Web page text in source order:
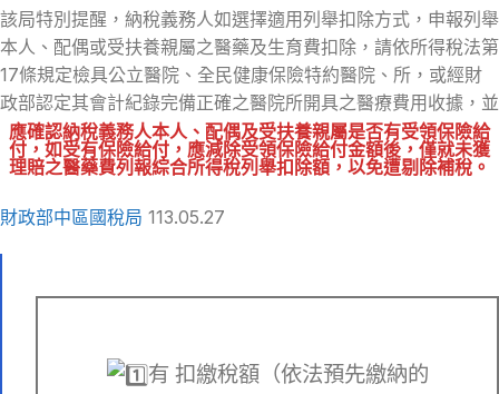
該局特別提醒，納稅義務人如選擇適用列舉扣除方式，申報列舉
本人、配偶或受扶養親屬之醫藥及生育費扣除，請依所得稅法第
17條規定檢具公立醫院、全民健康保險特約醫院、所，或經財
政部認定其會計紀錄完備正確之醫院所開具之醫療費用收據，並
應確認納稅義務人本人、配偶及受扶養親屬是否有受領保險給
付，如受有保險給付，應減除受領保險給付金額後，僅就未獲
理賠之醫藥費列報綜合所得稅列舉扣除額，以免遭剔除補稅。
財政部中區國稅局 113.05.27
有 扣繳稅額（依法預先繳納的